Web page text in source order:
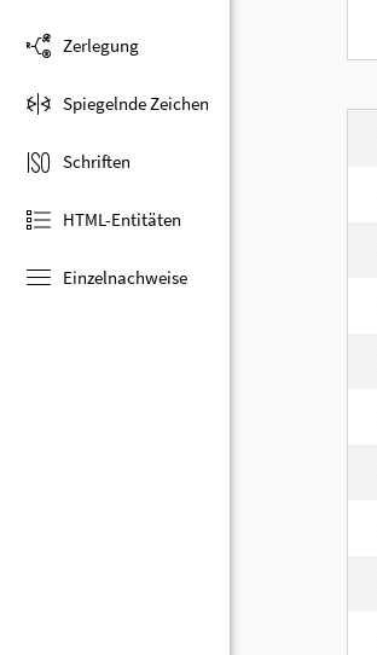
Zerlegung
Spiegelnde Zeichen
Schriften
HTML-Entitäten
Einzelnachweise